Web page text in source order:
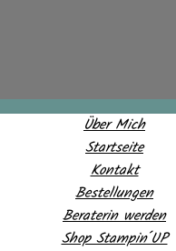
Über Mich
Startseite
Kontakt
Bestellungen
Beraterin werden
Shop Stampin´UP